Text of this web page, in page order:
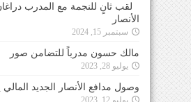
لقب ثانٍ للنجمة مع المدرب
الأنصار
سبتمبر 15, 2024
مالك حسون مدرباً للتضامن صور
يوليو 28, 2023
وصول مدافع الأنصار الجديد المالي
يوليو 12, 2023